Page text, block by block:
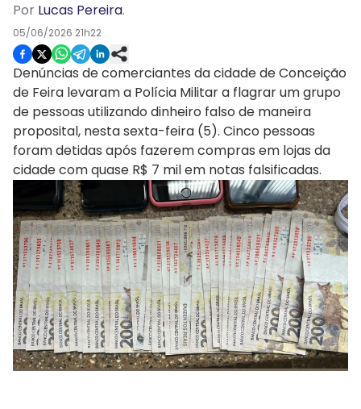
Por Lucas Pereira.
05/06/2026 21h22
Denúncias de comerciantes da cidade de Conceição
de Feira levaram a Polícia Militar a flagrar um grupo
de pessoas utilizando dinheiro falso de maneira
proposital, nesta sexta-feira (5). Cinco pessoas
foram detidas após fazerem compras em lojas da
cidade com quase R$ 7 mil em notas falsificadas.